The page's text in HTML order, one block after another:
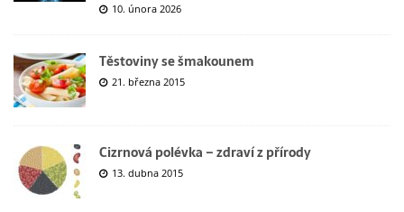
10. února 2026
Těstoviny se šmakounem
21. března 2015
Cizrnová polévka – zdraví z přírody
13. dubna 2015